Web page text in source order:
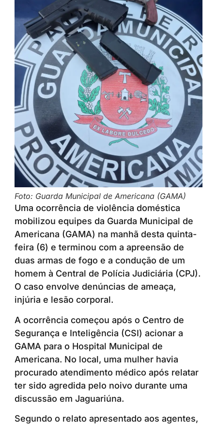
Foto: Guarda Municipal de Americana (GAMA)
Uma ocorrência de violência doméstica
mobilizou equipes da Guarda Municipal de
Americana (GAMA) na manhã desta quinta-
feira (6) e terminou com a apreensão de
duas armas de fogo e a condução de um
homem à Central de Polícia Judiciária (CPJ).
O caso envolve denúncias de ameaça,
injúria e lesão corporal.
A ocorrência começou após o Centro de
Segurança e Inteligência (CSI) acionar a
GAMA para o Hospital Municipal de
Americana. No local, uma mulher havia
procurado atendimento médico após relatar
ter sido agredida pelo noivo durante uma
discussão em Jaguariúna.
Segundo o relato apresentado aos agentes,